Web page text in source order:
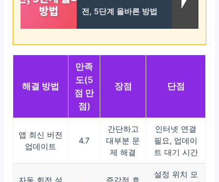
전, 5단계 올바른 방법
해결 방법
만족
도(5
점 만
점)
장점 단점
앱 최신 버전
업데이트
4.7
간단하고
대부분 문
제 해결
인터넷 연결
필요, 업데이
트 대기 시간
자동 회전 설
즉각적 효
설정 위치 모